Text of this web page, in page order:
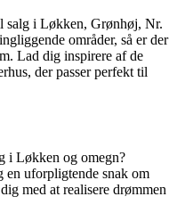
salg i Løkken, Grønhøj, Nr.
områder, så er der
Lad dig inspirere af de
der passer perfekt til
i Løkken og omegn?
en uforpligtende snak om
med at realisere drømmen